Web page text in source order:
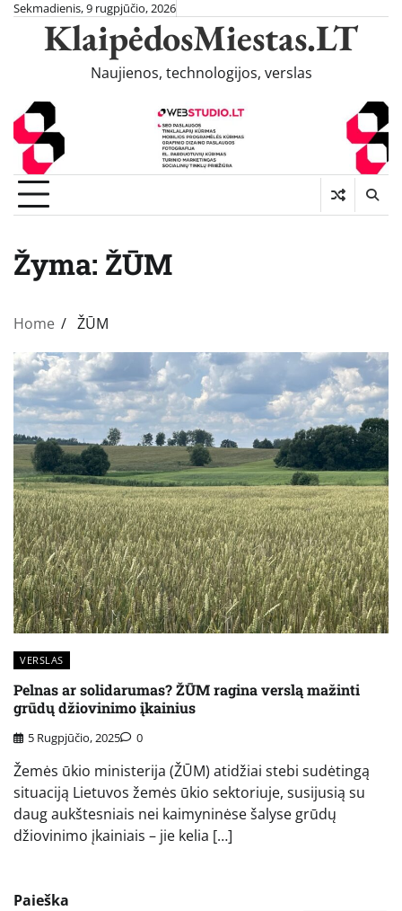
Skip
content
Sekmadienis, 9 rugpjūčio, 2026
KlaipėdosMiestas.LT
Naujienos, technologijos, verslas
Žyma: ŽŪM
Home ŽŪM
VERSLAS
Pelnas ar solidarumas? ŽŪM ragina verslą mažinti
grūdų džiovinimo įkainius
5 Rugpjūčio, 2025 0
Žemės ūkio ministerija (ŽŪM) atidžiai stebi sudėtingą
situaciją Lietuvos žemės ūkio sektoriuje, susijusią su
daug aukštesniais nei kaimyninėse šalyse grūdų
džiovinimo įkainiais – jie kelia […]
Paieška